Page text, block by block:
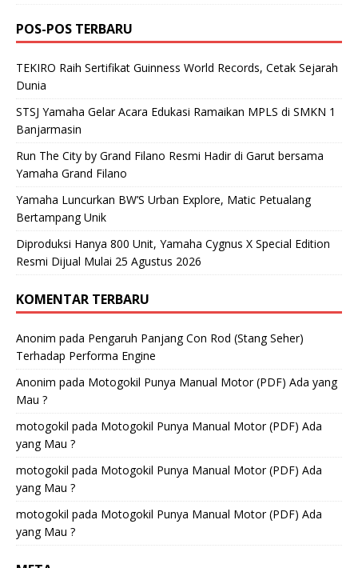
POS-POS TERBARU
TEKIRO Raih Sertifikat Guinness World Records, Cetak Sejarah
Dunia
STSJ Yamaha Gelar Acara Edukasi Ramaikan MPLS di SMKN 1
Banjarmasin
Run The City by Grand Filano Resmi Hadir di Garut bersama
Yamaha Grand Filano
Yamaha Luncurkan BW’S Urban Explore, Matic Petualang
Bertampang Unik
Diproduksi Hanya 800 Unit, Yamaha Cygnus X Special Edition
Resmi Dijual Mulai 25 Agustus 2026
KOMENTAR TERBARU
Anonim pada Pengaruh Panjang Con Rod (Stang Seher)
Terhadap Performa Engine
Anonim pada Motogokil Punya Manual Motor (PDF) Ada yang
Mau ?
motogokil pada Motogokil Punya Manual Motor (PDF) Ada
yang Mau ?
motogokil pada Motogokil Punya Manual Motor (PDF) Ada
yang Mau ?
motogokil pada Motogokil Punya Manual Motor (PDF) Ada
yang Mau ?